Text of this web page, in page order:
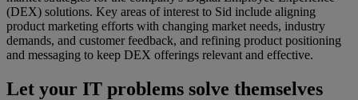
(DEX) solutions. Key areas of interest to Sid include aligning
product marketing efforts with changing market needs, industry
demands, and customer feedback, and refining product positioning
and messaging to keep DEX offerings relevant and effective.
Let your IT problems solve themselves